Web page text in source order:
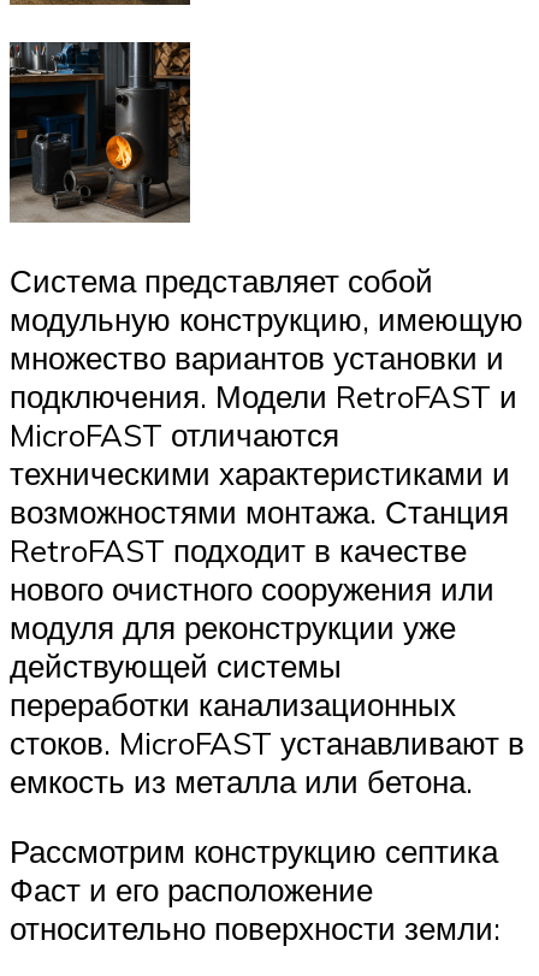
Система представляет собой
модульную конструкцию, имеющую
множество вариантов установки и
подключения. Модели RetroFAST и
MicroFAST отличаются
техническими характеристиками и
возможностями монтажа. Станция
RetroFAST подходит в качестве
нового очистного сооружения или
модуля для реконструкции уже
действующей системы
переработки канализационных
стоков. MicroFAST устанавливают в
емкость из металла или бетона.
Рассмотрим конструкцию септика
Фаст и его расположение
относительно поверхности земли: